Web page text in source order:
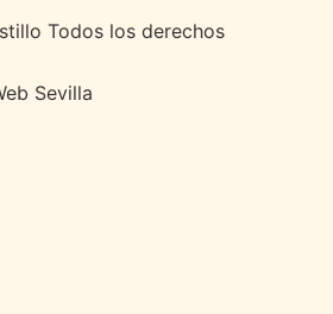
Todos los derechos
Sevilla